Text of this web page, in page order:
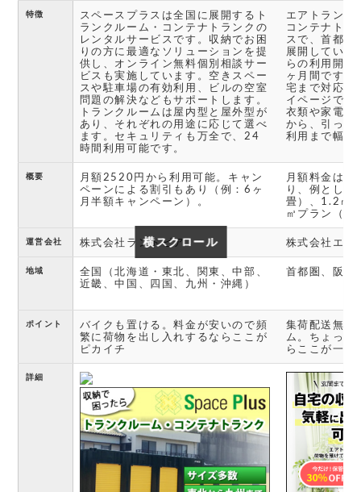
特徴
スペースプラスは全国に展開するト
ランクルーム・コンテナトランクの
レンタルサービスです。収納でお困
りの方に最適なソリューションを提
供し、オンライン無料個別相談サー
ビスも実施しています。空きスペー
スや駐車場の有効利用、ビルの空室
問題の解決などもサポートします。
トランクルームは屋内型と屋外型が
あり、それぞれの用途に応じて選べ
ます。セキュリティも万全で、24
時間利用可能です。
エアトランク
コンテナト
スで、首都
展開してい
らの利用開
ヶ月間です。
宅まで対応し
イページで確
衣類や家電、
から、引っ越
利用まで幅広
概要
月額2520円から利用可能。キャン
ペーンによる割引もあり（例：6ヶ
月半額キャンペーン）。
月額料金は
り、例とし
畳）、1.2㎥
㎥プラン（1
運営会社 株式会社ランドピア 株式会社エア
地域
全国（北海道・東北、関東、中部、
近畿、中国、四国、九州・沖縄）
首都圏、阪神
ポイント
バイクも置ける。料金が安いので頻
繁に荷物を出し入れするならここが
ピカイチ
集荷配送無料
ム。ちょっ
らここが一番
詳細
横スクロール
横スクロール